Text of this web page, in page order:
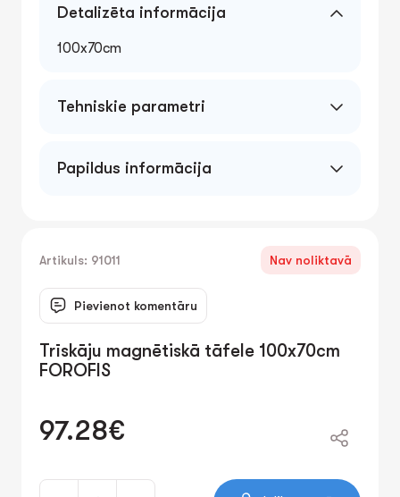
Detalizēta informācija
100x70cm
Tehniskie parametri
Papildus informācija
Artikuls: 91011 Nav noliktavā
Pievienot komentāru
Trīskāju magnētiskā tāfele 100x70cm
FOROFIS
97.28€